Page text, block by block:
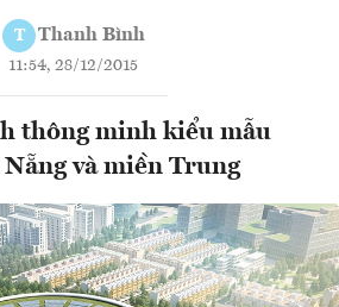
T Thanh Bình
11:54, 28/12/2015
thông minh kiểu mẫu
và miền Trung